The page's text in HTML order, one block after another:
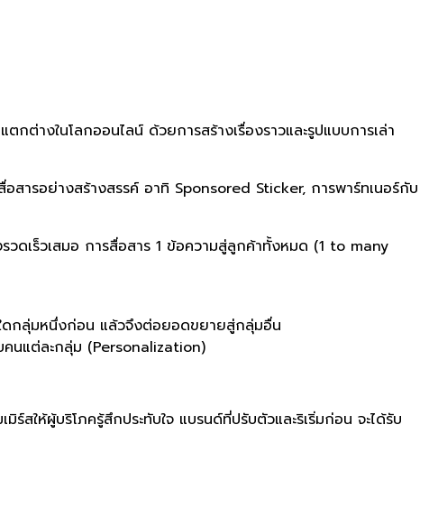
ต่างในโลกออนไลน์ ด้วยการสร้างเรื่องราวและรูปแบบการเล่า
อสารอย่างสร้างสรรค์ อาทิ Sponsored Sticker, การพาร์ทเนอร์กับ
ดเร็วเสมอ การสื่อสาร 1 ข้อความสู่ลูกค้าทั้งหมด (1 to many
ดกลุ่มหนึ่งก่อน แล้วจึงต่อยอดขยายสู่กลุ่มอื่น
คนแต่ละกลุ่ม (Personalization)
สให้ผู้บริโภครู้สึกประทับใจ แบรนด์ที่ปรับตัวและริเริ่มก่อน จะได้รับ